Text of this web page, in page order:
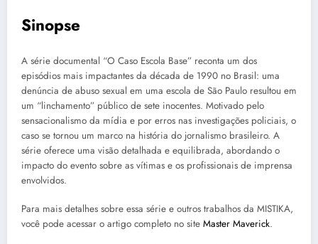
Sinopse
A série documental “O Caso Escola Base” reconta um dos
episódios mais impactantes da década de 1990 no Brasil: uma
denúncia de abuso sexual em uma escola de São Paulo resultou em
um “linchamento” público de sete inocentes. Motivado pelo
sensacionalismo da mídia e por erros nas investigações policiais, o
caso se tornou um marco na história do jornalismo brasileiro. A
série oferece uma visão detalhada e equilibrada, abordando o
impacto do evento sobre as vítimas e os profissionais de imprensa
envolvidos.
Para mais detalhes sobre essa série e outros trabalhos da MISTIKA,
você pode acessar o artigo completo no site Master Maverick.